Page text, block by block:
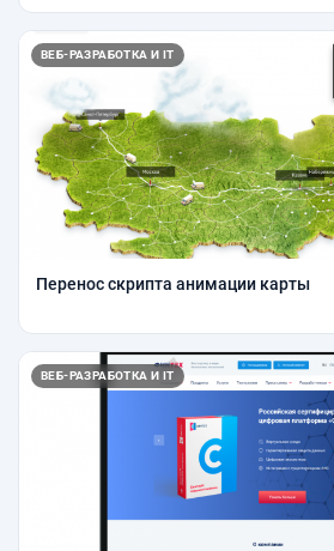
ВЕБ-РАЗРАБОТКА И IT
Перенос скрипта анимации карты
ВЕБ-РАЗРАБОТКА И IT